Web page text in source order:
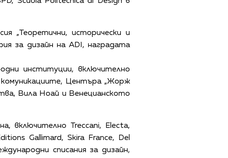
„Теоретични, исторически и
за дизайн на ADI, наградата
институции, включително
комуникациите, Центъра „Жорж
Вила Ноай и Венецианското
включително Treccani, Electa,
Gallimard, Skira France, Del
списания за дизайн,